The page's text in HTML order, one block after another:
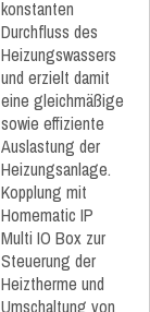
konstanten
Durchfluss des
Heizungswassers
und erzielt damit
eine gleichmäßige
sowie effiziente
Auslastung der
Heizungsanlage.
Kopplung mit
Homematic IP
Multi IO Box zur
Steuerung der
Heiztherme und
Umschaltung von